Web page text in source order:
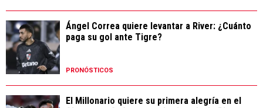
Ángel Correa quiere levantar a River: ¿Cuánto
paga su gol ante Tigre?
PRONÓSTICOS
El Millonario quiere su primera alegría en el